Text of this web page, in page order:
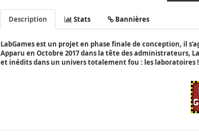
Description Stats Bannières
LabGames est un projet en phase finale de conception, il
Apparu en Octobre 2017 dans la tête des administrateurs,
et inédits dans un univers totalement fou : les laboratoires !